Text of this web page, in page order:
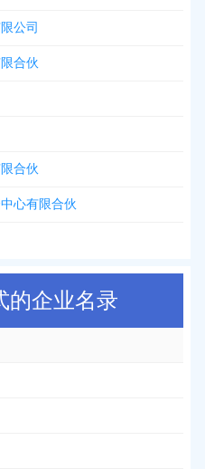
公司
合伙
合伙
心有限合伙
的企业名录